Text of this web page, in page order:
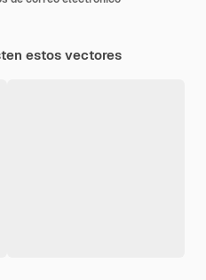
estos vectores